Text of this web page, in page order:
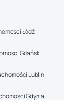
Łódź
Gdańsk
Lublin
Gdynia